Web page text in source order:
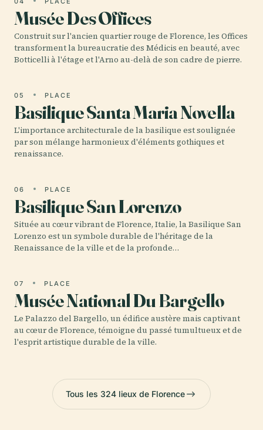
Musée Des Offices
Construit sur l'ancien quartier rouge de Florence, les Offices
transforment la bureaucratie des Médicis en beauté, avec
Botticelli à l'étage et l'Arno au-delà de son cadre de pierre.
05 PLACE
Basilique Santa Maria Novella
L'importance architecturale de la basilique est soulignée
par son mélange harmonieux d'éléments gothiques et
renaissance.
06 PLACE
Basilique San Lorenzo
Située au cœur vibrant de Florence, Italie, la Basilique San
Lorenzo est un symbole durable de l'héritage de la
Renaissance de la ville et de la profonde…
07 PLACE
Musée National Du Bargello
Le Palazzo del Bargello, un édifice austère mais captivant
au cœur de Florence, témoigne du passé tumultueux et de
l'esprit artistique durable de la ville.
Tous les 324 lieux de Florence